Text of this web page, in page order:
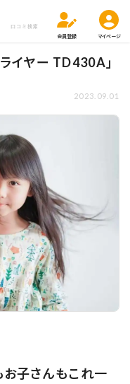
口コミ検索
会員登録
マイページ
イヤー TD430A」
2023.09.01
子さんもこれ一